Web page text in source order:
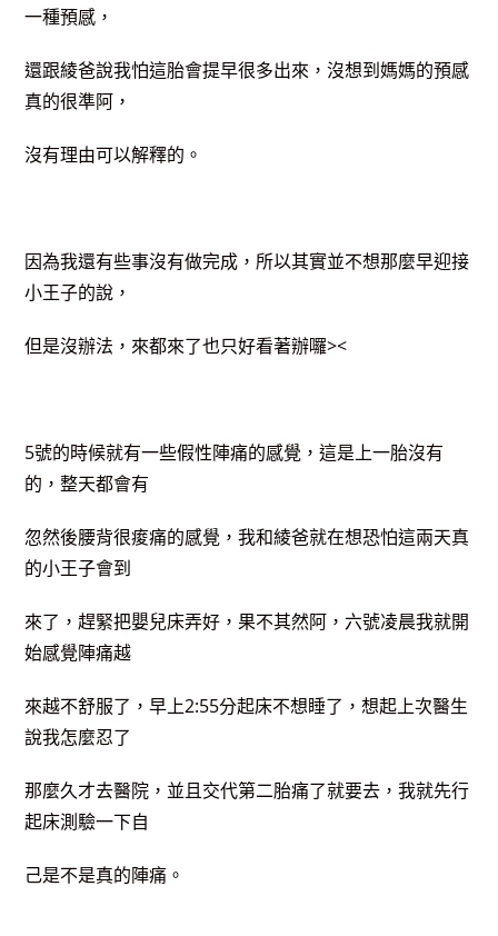
一種預感，
還跟綾爸說我怕這胎會提早很多出來，沒想到媽媽的預感
真的很準阿，
沒有理由可以解釋的。
因為我還有些事沒有做完成，所以其實並不想那麼早迎接
小王子的說，
但是沒辦法，來都來了也只好看著辦囉><
5號的時候就有一些假性陣痛的感覺，這是上一胎沒有
的，整天都會有
忽然後腰背很痠痛的感覺，我和綾爸就在想恐怕這兩天真
的小王子會到
來了，趕緊把嬰兒床弄好，果不其然阿，六號凌晨我就開
始感覺陣痛越
來越不舒服了，早上2:55分起床不想睡了，想起上次醫生
說我怎麼忍了
那麼久才去醫院，並且交代第二胎痛了就要去，我就先行
起床測驗一下自
己是不是真的陣痛。